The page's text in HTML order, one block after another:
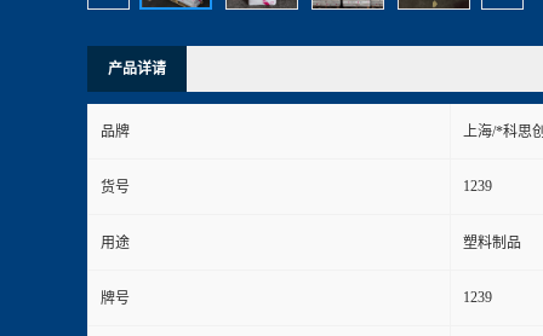
产品详请
品牌 上海/*科思
货号 1239
用途 塑料制品
牌号 1239